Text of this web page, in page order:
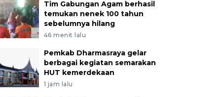
Tim Gabungan Agam berhasil
temukan nenek 100 tahun
sebelumnya hilang
46 menit lalu
Pemkab Dharmasraya gelar
berbagai kegiatan semarakan
HUT kemerdekaan
1 jam lalu